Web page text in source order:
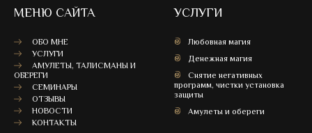
МЕНЮ САЙТА
ОБО МНЕ
УСЛУГИ
АМУЛЕТЫ, ТАЛИСМАНЫ И
ОБЕРЕГИ
СЕМИНАРЫ
ОТЗЫВЫ
НОВОСТИ
КОНТАКТЫ
УСЛУГИ
Любовная магия
Денежная магия
Снятие негативных
программ, чистки установка
защиты
Амулеты и обереги